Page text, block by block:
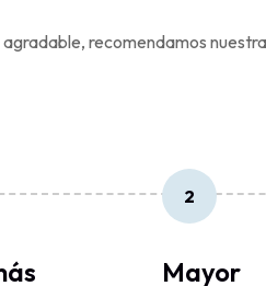
recomendamos
2
Mayor